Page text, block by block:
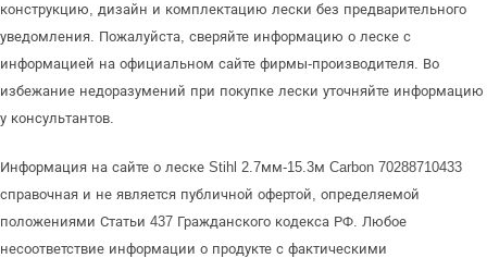
конструкцию, дизайн и комплектацию лески без предварительного
уведомления. Пожалуйста, сверяйте информацию о леске с
информацией на официальном сайте фирмы-производителя. Во
избежание недоразумений при покупке лески уточняйте информацию
у консультантов.
Информация на сайте о леске Stihl 2.7мм-15.3м Carbon 70288710433
справочная и не является публичной офертой, определяемой
положениями Статьи 437 Гражданского кодекса РФ. Любое
несоответствие информации о продукте с фактическими